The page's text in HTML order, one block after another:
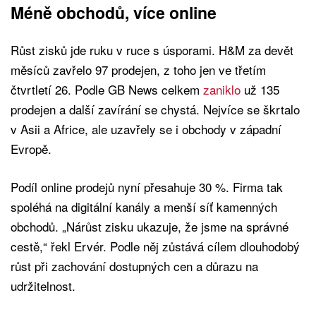
Méně obchodů, více online
Růst zisků jde ruku v ruce s úsporami. H&M za devět
měsíců zavřelo 97 prodejen, z toho jen ve třetím
čtvrtletí 26. Podle GB News celkem zaniklo už 135
prodejen a další zavírání se chystá. Nejvíce se škrtalo
v Asii a Africe, ale uzavřely se i obchody v západní
Evropě.
Podíl online prodejů nyní přesahuje 30 %. Firma tak
spoléhá na digitální kanály a menší síť kamenných
obchodů. „Nárůst zisku ukazuje, že jsme na správné
cestě,“ řekl Ervér. Podle něj zůstává cílem dlouhodobý
růst při zachování dostupných cen a důrazu na
udržitelnost.